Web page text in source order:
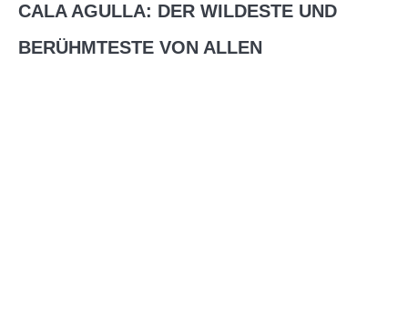
CALA AGULLA: DER WILDESTE UND
BERÜHMTESTE VON ALLEN